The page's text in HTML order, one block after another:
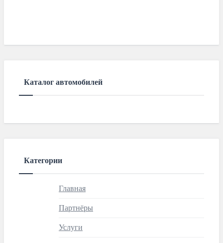
Каталог автомобилей
Категории
Главная
Партнёры
Услуги